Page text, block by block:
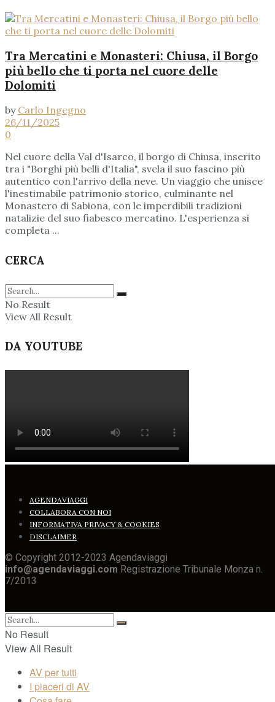
Tra Mercatini e Monasteri: Chiusa, il Borgo
più bello che ti porta nel cuore delle
Dolomiti
by Carlo Ingegno
26/11/2025
0
Nel cuore della Val d'Isarco, il borgo di Chiusa, inserito
tra i "Borghi più belli d'Italia", svela il suo fascino più
autentico con l'arrivo della neve. Un viaggio che unisce
l'inestimabile patrimonio storico, culminante nel
Monastero di Sabiona, con le imperdibili tradizioni
natalizie del suo fiabesco mercatino. L'esperienza si
completa ...
CERCA
No Result
View All Result
DA YOUTUBE
AGENDAVIAGGI
COLLABORA CON NOI
INFORMATIVA PRIVACY & COOKIES
DISCLAIMER
© Copyright 2012-2023 Agendaviaggi
info@agendaviaggi.com Registrazione Tribunale Monza n.
7/2013
No Result
View All Result
AV per tutti
I piaceri di AV